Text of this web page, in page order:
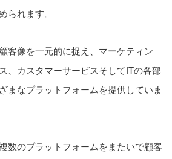
られます。
客像を一元的に捉え、マーケティン
、カスタマーサービスそしてITの各部
まなプラットフォームを提供していま
数のプラットフォームをまたいで顧客